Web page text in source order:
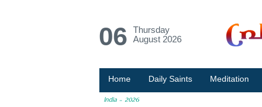
06
Thursday
August 2026
Home Daily Saints Meditation
India - 2026